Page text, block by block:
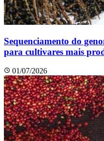
Sequenciamento do
para cultivares mais
01/07/2026